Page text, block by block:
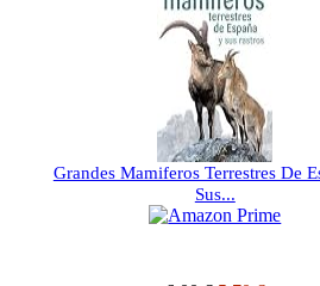
Grandes Mamiferos Terrestres De
Sus...